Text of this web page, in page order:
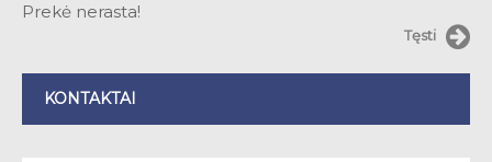
Prekė nerasta!
Tęsti
KONTAKTAI